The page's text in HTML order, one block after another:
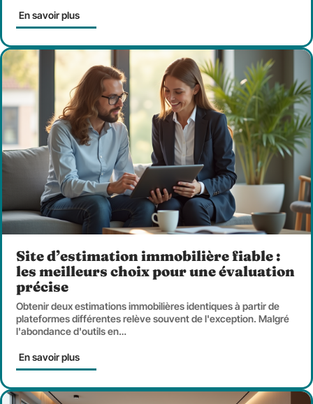
En savoir plus
Site d’estimation immobilière fiable :
les meilleurs choix pour une évaluation
précise
Obtenir deux estimations immobilières identiques à partir de
plateformes différentes relève souvent de l'exception. Malgré
l'abondance d'outils en…
En savoir plus